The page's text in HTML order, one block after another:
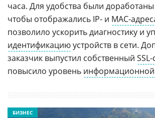
часа. Для удобства были
чтобы отображались IP- и MAC-
позволило ускорить диагностику и
идентификациюустройств в сети.
заказчик выпустил собственный
повысило уровень информационной
БИЗНЕС